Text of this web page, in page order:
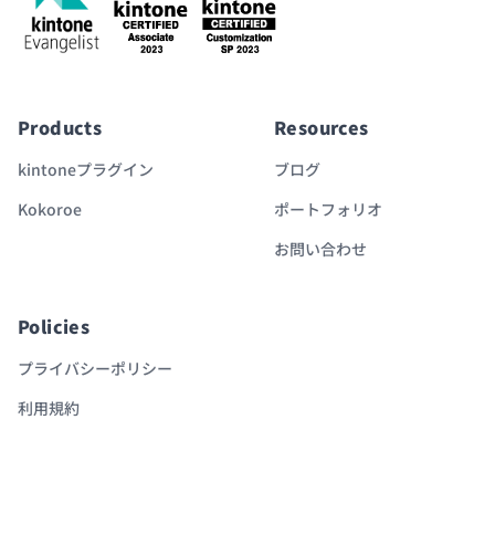
Products
kintoneプラグイン
Kokoroe
Resources
ブログ
ポートフォリオ
お問い合わせ
Policies
プライバシーポリシー
利用規約